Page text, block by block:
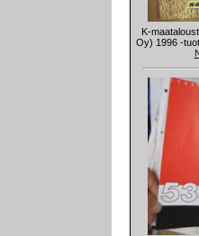
K-
Oy) 1996 -